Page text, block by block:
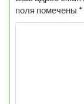
поля помечены *